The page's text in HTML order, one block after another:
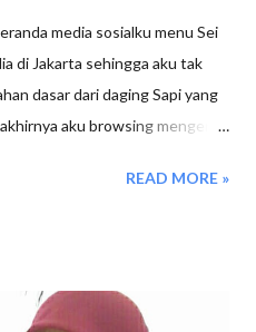
media sosialku menu Sei
di Jakarta sehingga aku tak
dasar dari daging Sapi yang
aku browsing mengenai
sana se'i sapi
di asap dalam waktu yang
READ MORE »